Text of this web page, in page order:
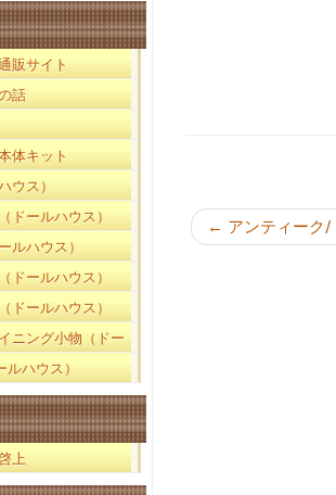
販サイト
話
体キット
ウス）
ドールハウス）
ルハウス）
ドールハウス）
ドールハウス）
ニング小物（ドー
ハウス）
上
← アンティーク